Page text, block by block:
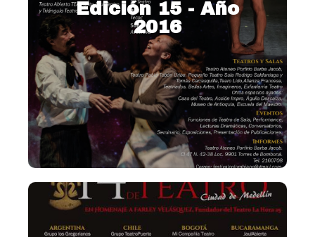
Edición 15 - Año
2016
2016 – Teatro y memoria para
un país que sueña.
Ver más